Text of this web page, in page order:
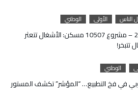
الناس الأولى الوطني
عدل 2 – مشروع 10507 مسكن: الأشغال تتعثر
تتبخر!
الوطني
في فخ التطبيع… “المؤشر” تكشف المستور